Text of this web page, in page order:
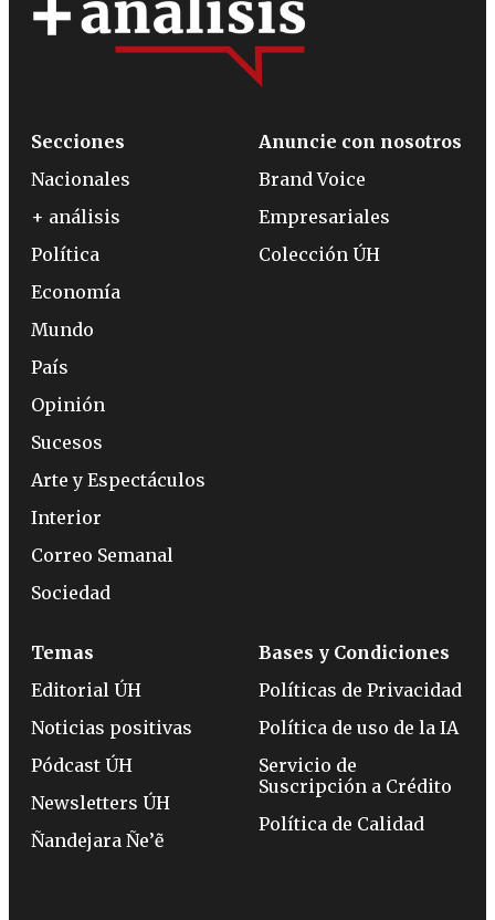
Secciones
Nacionales
+ análisis
Política
Economía
Mundo
País
Opinión
Sucesos
Arte y Espectáculos
Interior
Correo Semanal
Sociedad
Anuncie con nosotros
Brand Voice
Empresariales
Colección ÚH
Temas
Editorial ÚH
Noticias positivas
Pódcast ÚH
Newsletters ÚH
Ñandejara Ñe’ẽ
Bases y Condiciones
Políticas de Privacidad
Política de uso de la IA
Servicio de
Suscripción a Crédito
Política de Calidad